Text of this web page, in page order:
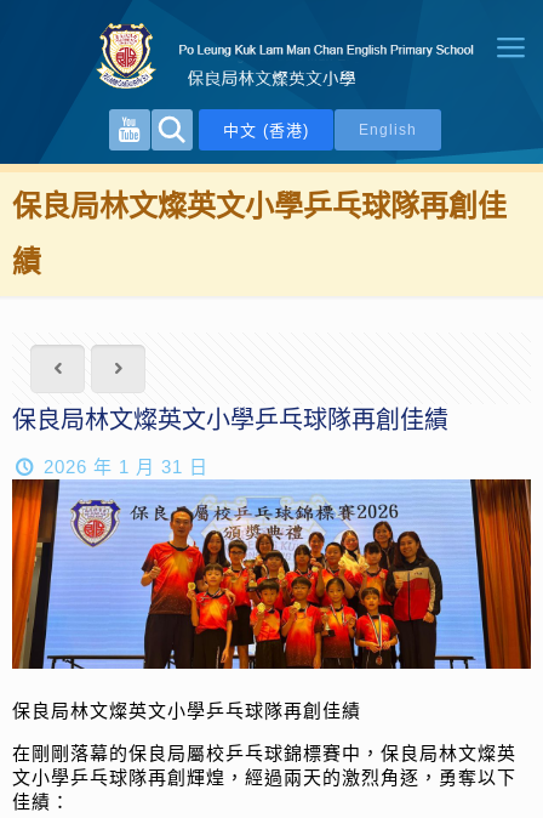
中文 (香港) English
保良局林文燦英文小學乒乓球隊再創佳
績
保良局林文燦英文小學乒乓球隊再創佳績
2026 年 1 月 31 日
保良局林文燦英文小學乒乓球隊再創佳績
在剛剛落幕的保良局屬校乒乓球錦標賽中，保良局林文燦英
文小學乒乓球隊再創輝煌，經過兩天的激烈角逐，勇奪以下
佳績：